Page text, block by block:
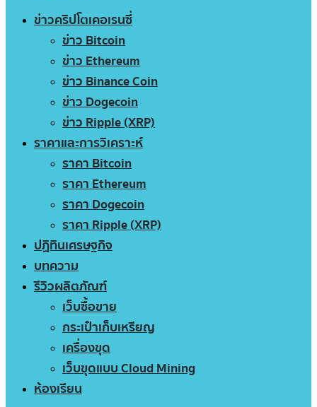
ข่าวคริปโตเคอเรนซี่
ข่าว Bitcoin
ข่าว Ethereum
ข่าว Binance Coin
ข่าว Dogecoin
ข่าว Ripple (XRP)
ราคาและการวิเคราะห์
ราคา Bitcoin
ราคา Ethereum
ราคา Dogecoin
ราคา Ripple (XRP)
ปฏิทินเศรษฐกิจ
บทความ
รีวิวผลิตภัณฑ์
เว็บซื้อขาย
กระเป๋าเก็บเหรียญ
เครื่องขุด
เว็บขุดแบบ Cloud Mining
ห้องเรียน